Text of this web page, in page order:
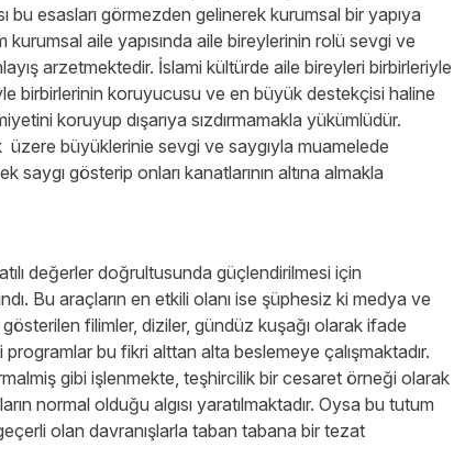
bu esasları görmezden gelinerek kurumsal bir yapıya
kurumsal aile yapısında aile bireylerinin rolü sevgi ve
arzetmektedir. İslami kültürde aile bireyleri birbirleriyle
birbirlerinin koruyucusu ve en büyük destekçisi haline
koruyup dışarıya sızdırmamakla yükümlüdür.
büyüklerinie sevgi ve saygıyla muamelede
gösterip onları kanatlarının altına almakla
değerler doğrultusunda güçlendirilmesi için
Bu araçların en etkili olanı ise şüphesiz ki medya ve
filimler, diziler, gündüz kuşağı olarak ifade
bu fikri alttan alta beslemeye çalışmaktadır.
gibi işlenmekte, teşhircilik bir cesaret örneği olarak
normal olduğu algısı yaratılmaktadır. Oysa bu tutum
olan davranışlarla taban tabana bir tezat